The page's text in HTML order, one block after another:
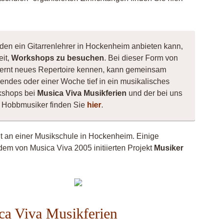
ein Gitarrenlehrer in Hockenheim anbieten kann,
Workshops zu besuchen. Bei dieser Form von
neues Repertoire kennen, kann gemeinsam
oder einer Woche tief in ein musikalisches
bei Musica Viva Musikferien und der bei uns
finden Sie hier.
an einer Musikschule in Hockenheim. Einige
von Musica Viva 2005 initiierten Projekt Musiker
Viva Musikferien